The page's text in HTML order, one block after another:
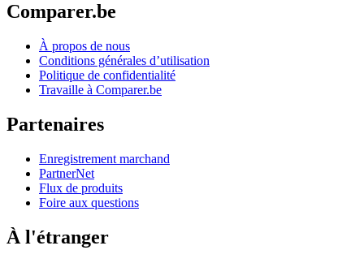
Comparer.be
À propos de nous
Conditions générales d’utilisation
Politique de confidentialité
Travaille à Comparer.be
Partenaires
Enregistrement marchand
PartnerNet
Flux de produits
Foire aux questions
À l'étranger